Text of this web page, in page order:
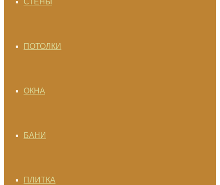
СТЕНЫ
ПОТОЛКИ
ОКНА
БАНИ
ПЛИТКА